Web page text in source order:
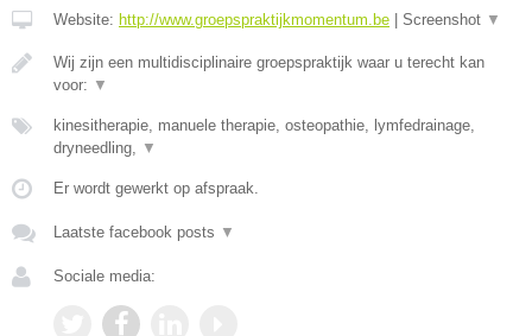
Website: http://www.groepspraktijkmomentum.be Screenshot ▼
Wij zijn een multidisciplinaire groepspraktijk waar u terecht kan
voor: ▼
kinesitherapie, manuele therapie, osteopathie, lymfedrainage,
dryneedling, ▼
Er wordt gewerkt op afspraak.
Laatste facebook posts ▼
Sociale media: